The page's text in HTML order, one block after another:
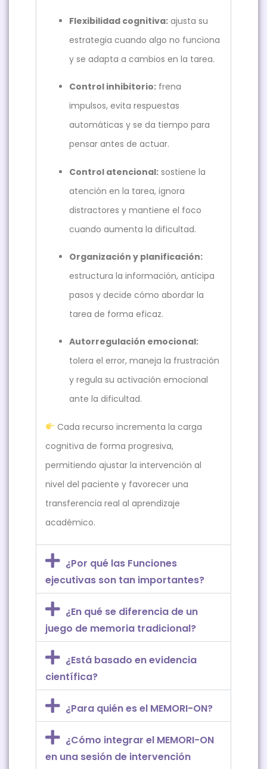
Flexibilidad cognitiva: ajusta su
estrategia cuando algo no funciona
y se adapta a cambios en la tarea.
Control inhibitorio: frena
impulsos, evita respuestas
automáticas y se da tiempo para
pensar antes de actuar.
Control atencional: sostiene la
atención en la tarea, ignora
distractores y mantiene el foco
cuando aumenta la dificultad.
Organización y planificación:
estructura la información, anticipa
pasos y decide cómo abordar la
tarea de forma eficaz.
Autorregulación emocional:
tolera el error, maneja la frustración
y regula su activación emocional
ante la dificultad.
Cada recurso incrementa la carga
cognitiva de forma progresiva,
permitiendo ajustar la intervención al
nivel del paciente y favorecer una
transferencia real al aprendizaje
académico.
¿Por qué las Funciones
ejecutivas son tan importantes?
¿En qué se diferencia de un
juego de memoria tradicional?
¿Está basado en evidencia
científica?
¿Para quién es el MEMORI-ON?
¿Cómo integrar el MEMORI-ON
en una sesión de intervención